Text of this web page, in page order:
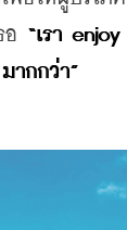
อ “เรา
ากกว่า”